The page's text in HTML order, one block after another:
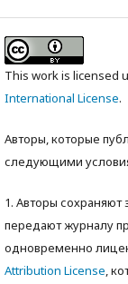
This work is licensed
International License.
Авторы, которые
следующими
1. Авторы сохраняют
передают журналу
одновременно
Attribution License,